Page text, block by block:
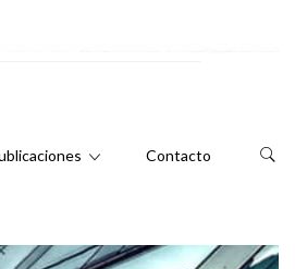
Contacto